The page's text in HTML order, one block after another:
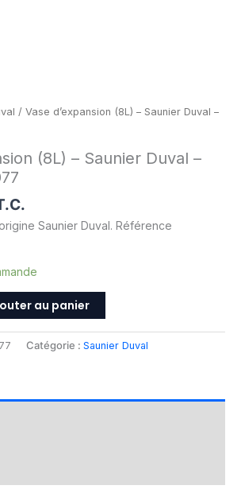
/ Vase d’expansion (8L) – Saunier Duval –
(8L) – Saunier Duval –
Saunier Duval. Référence
au panier
Catégorie : Saunier Duval